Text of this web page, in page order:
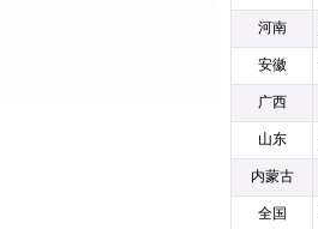
河南
安徽
广西
山东
内蒙古
全国